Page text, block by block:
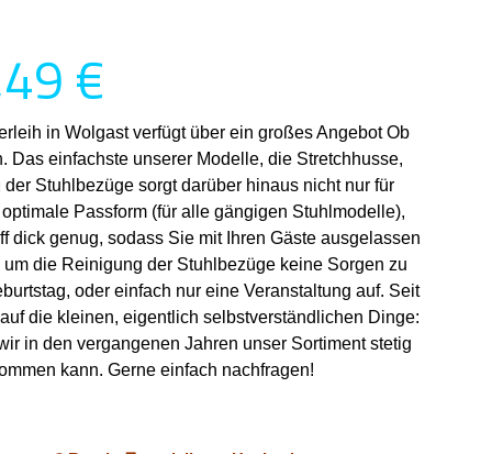
€
in Wolgast verfügt über ein großes Angebot Ob
einfachste unserer Modelle, die Stretchhusse,
Stuhlbezüge sorgt darüber hinaus nicht nur für
Passform (für alle gängigen Stuhlmodelle),
dick genug, sodass Sie mit Ihren Gäste ausgelassen
die Reinigung der Stuhlbezüge keine Sorgen zu
oder einfach nur eine Veranstaltung auf. Seit
die kleinen, eigentlich selbstverständlichen Dinge:
in den vergangenen Jahren unser Sortiment stetig
kann. Gerne einfach nachfragen!